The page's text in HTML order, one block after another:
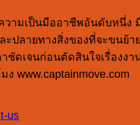
ามเป็นมืออาชีพอันดับหนึ่ง
ปลายทางสิ่งของที่จะขนย้
ชัดเจนก่อนตัดสินใจเรื่อง
www.captainmove.com
us